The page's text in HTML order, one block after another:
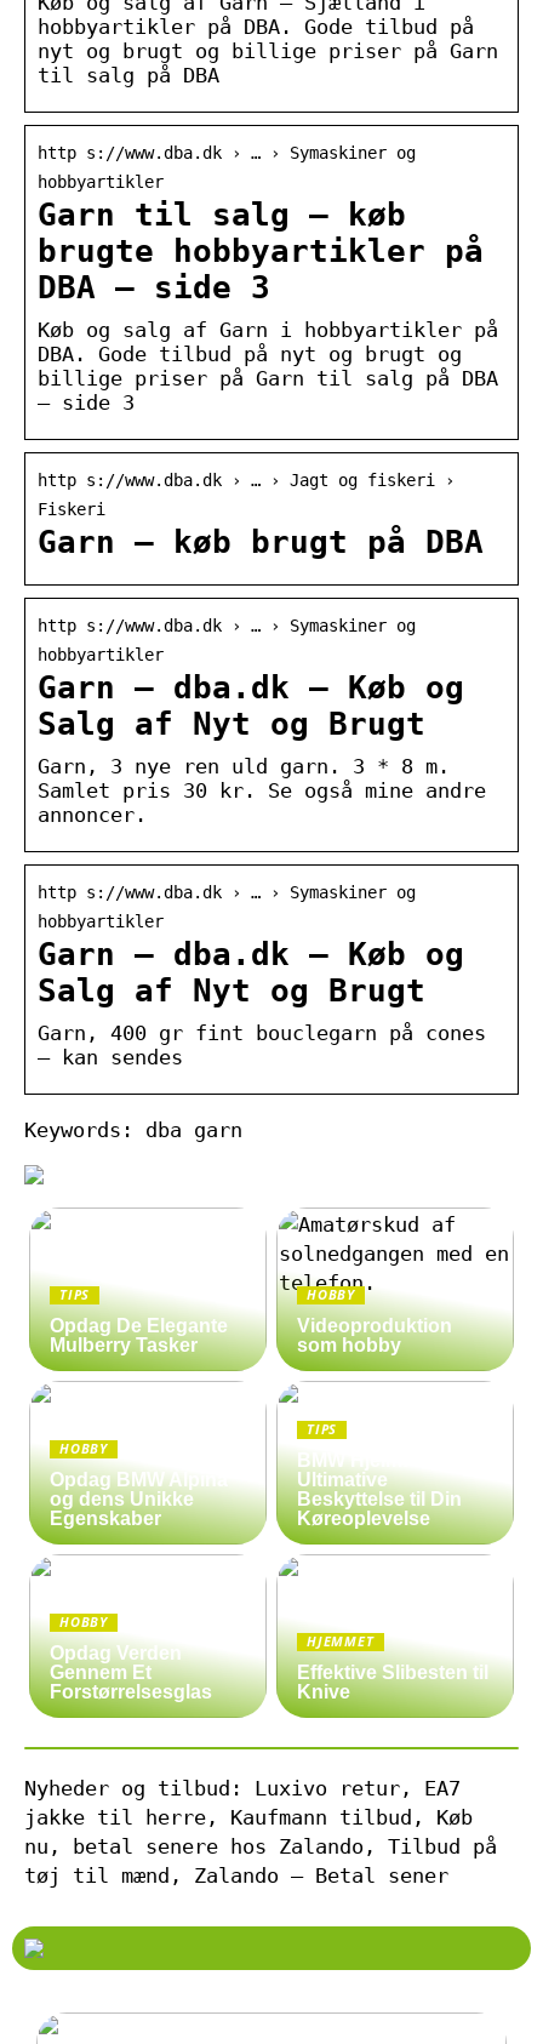
hobbyartikler på DBA. Gode tilbud på
nyt og brugt og billige priser på Garn
til salg på DBA
http s://www.dba.dk › … › Symaskiner og
hobbyartikler
Garn til salg – køb
brugte hobbyartikler på
DBA – side 3
Køb og salg af Garn i hobbyartikler på
DBA. Gode tilbud på nyt og brugt og
billige priser på Garn til salg på DBA
– side 3
http s://www.dba.dk › … › Jagt og fiskeri ›
Fiskeri
Garn – køb brugt på DBA
http s://www.dba.dk › … › Symaskiner og
hobbyartikler
Garn – dba.dk – Køb og
Salg af Nyt og Brugt
Garn, 3 nye ren uld garn. 3 * 8 m.
Samlet pris 30 kr. Se også mine andre
annoncer.
http s://www.dba.dk › … › Symaskiner og
hobbyartikler
Garn – dba.dk – Køb og
Salg af Nyt og Brugt
Garn, 400 gr fint bouclegarn på cones
– kan sendes
Keywords: dba garn
TIPS
Opdag De Elegante
Mulberry Tasker
HOBBY
Videoproduktion
som hobby
HOBBY
Opdag BMW Alpina
og dens Unikke
Egenskaber
TIPS
BMW Hjelm: Den
Ultimative
Beskyttelse til Din
Køreoplevelse
HOBBY
Opdag Verden
Gennem Et
Forstørrelsesglas
HJEMMET
Effektive Slibesten til
Knive
Nyheder og tilbud: Luxivo retur, EA7
jakke til herre, Kaufmann tilbud, Køb
nu, betal senere hos Zalando, Tilbud på
tøj til mænd, Zalando – Betal sener